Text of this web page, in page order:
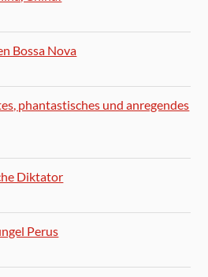
Bossa Nova
phantastisches und anregendes
Diktator
Perus